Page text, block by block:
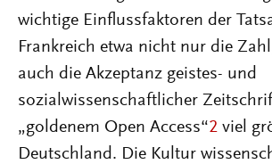
wichtige Einflussfaktoren der
Frankreich etwa nicht nur die
auch die Akzeptanz geistes- und
sozialwissenschaftlicher
„goldenem Open Access“2 viel
Deutschland. Die Kultur